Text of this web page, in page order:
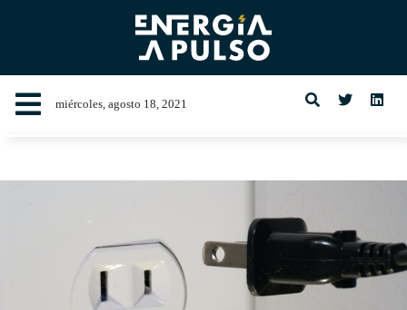
miércoles, agosto 18, 2021